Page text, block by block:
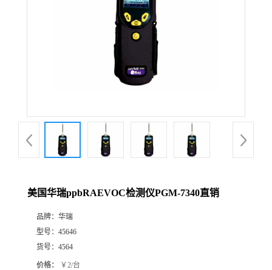
品
厅
美国华瑞ppbRAEVOC检测仪PGM-7340直销
品牌： 华瑞
型号： 45646
货号： 4564
价格： ￥2/台